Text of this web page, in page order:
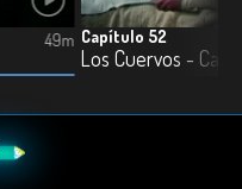
49m Capítulo 52
Los Cuervos -